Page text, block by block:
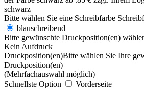
schwarz
Bitte wählen Sie eine Schreibfarbe
blauschreibend
Bitte gewünschte Druckposition(en)
Kein Aufdruck
Druckposition(en)Bitte wählen Sie Ihre
Druckposition(en)
(Mehrfachauswahl möglich)
Schnellste Option
Vorderseite